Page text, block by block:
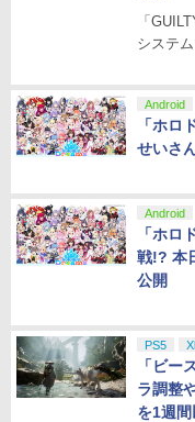
「
システ
Android
「ホロ
せいさ
Android
「ホロ
戦!? 本
公開
PS5
「ビー
ラ調整
を1週